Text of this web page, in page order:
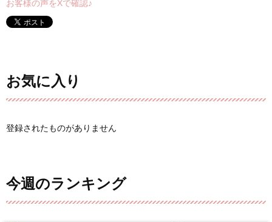
お客様の声をXで確認♪
お気に入り
登録されたものがありません
今週のランキング